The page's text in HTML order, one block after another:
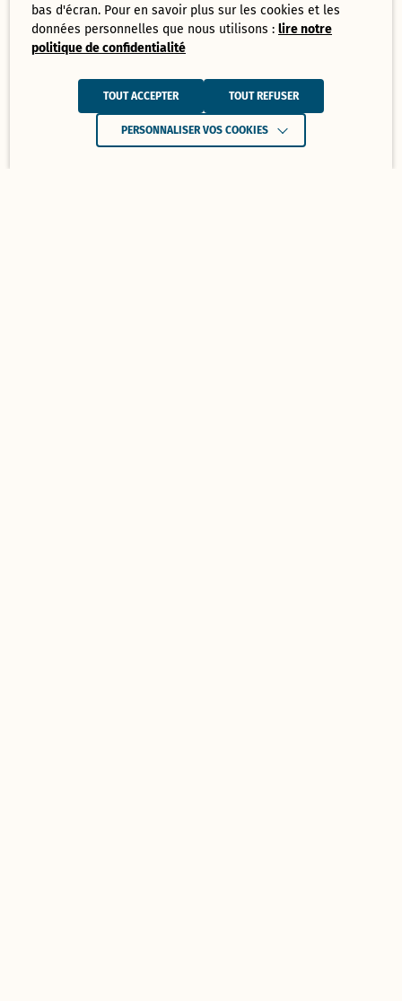
bas d'écran. Pour en savoir plus sur les cookies et les
données personnelles que nous utilisons :lire notre
politique de confidentialité
TOUT ACCEPTER TOUT REFUSER
PERSONNALISER VOS COOKIES